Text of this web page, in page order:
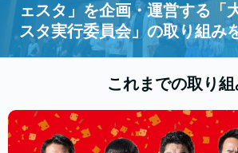
ェスタ」を企画・運営する「
スタ実行委員会」の取り組み
これまでの取り